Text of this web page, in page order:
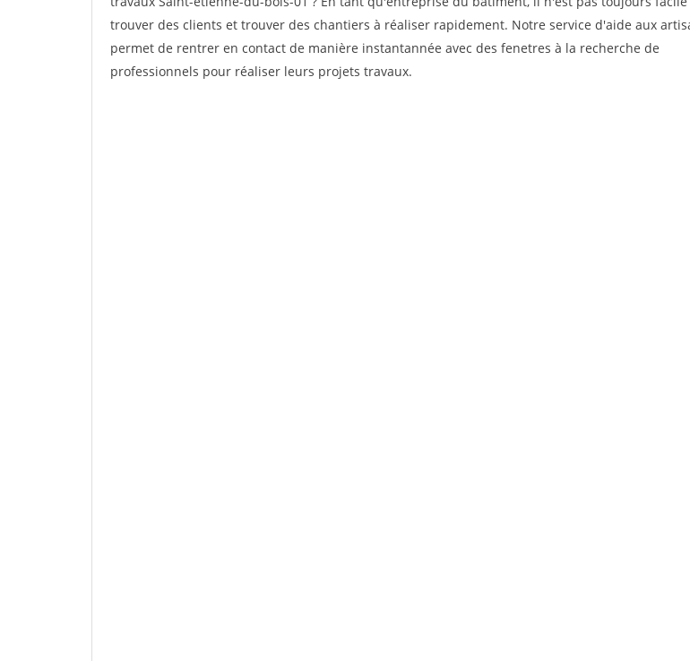
trouver des clients et trouver des chantiers à réaliser rapidement. Notre service d'aide aux
permet de rentrer en contact de manière instantannée avec des fenetres à la recherche de
professionnels pour réaliser leurs projets travaux.